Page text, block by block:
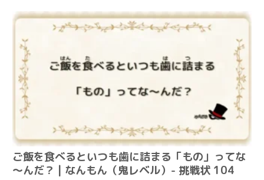
ご飯を食べるといつも歯に詰まる「もの」ってな
～んだ？ | なんもん（鬼レベル）- 挑戦状 104